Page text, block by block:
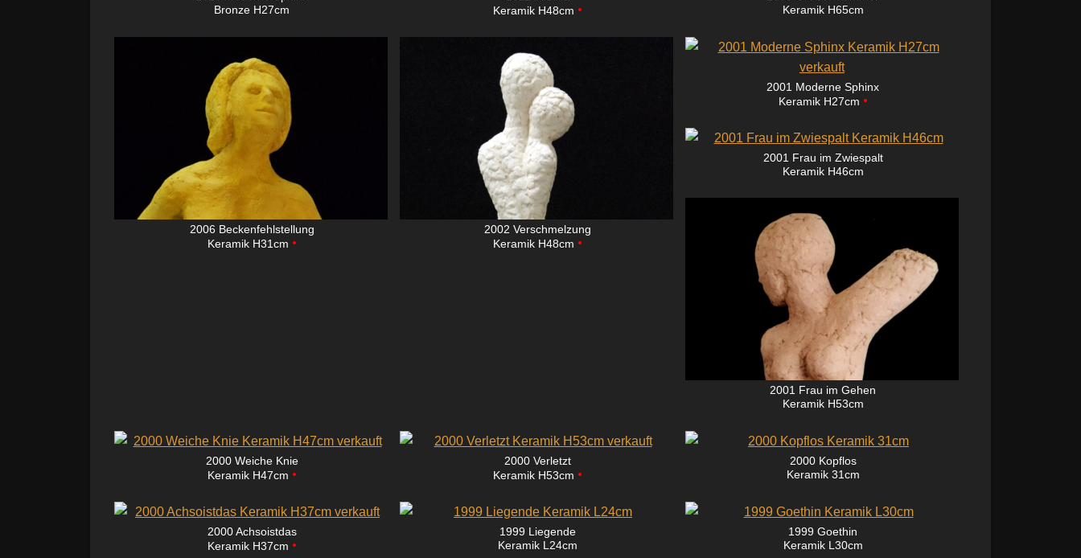
Bronze H27cm
Keramik H48cm •
Keramik H65cm
2006 Beckenfehlstellung
Keramik H31cm •
2002 Verschmelzung
Keramik H48cm •
2001 Moderne Sphinx
Keramik H27cm •
2001 Frau im Zwiespalt
Keramik H46cm
2001 Frau im Gehen
Keramik H53cm
2000 Weiche Knie
Keramik H47cm •
2000 Verletzt
Keramik H53cm •
2000 Kopflos
Keramik 31cm
2000 Achsoistdas
Keramik H37cm •
1999 Liegende
Keramik L24cm
1999 Goethin
Keramik L30cm